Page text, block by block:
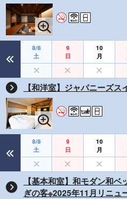
8/8
土
9
日
10
月
【和洋室】ジャパニーズ
8/8
土
9
日
10
月
【基本和室】和モダン和
ぎの客※2025年11月リニュ